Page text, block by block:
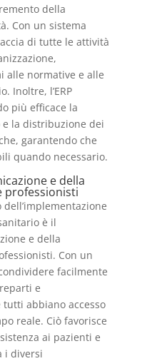
della
Con un sistema
di tutte le attività
alle normative e alle
Inoltre, l’ERP
più efficace la
la distribuzione dei
garantendo che
quando necessario.
e della
professionisti
è il
e della
Con un
facilmente
e
abbiano accesso
reale. Ciò favorisce
ai pazienti e
i diversi